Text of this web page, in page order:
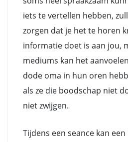
iets te vertellen hebben,
zorgen dat je het te horen
informatie doet is aan jou,
mediums kan het
dode oma in hun oren
als ze die boodschap niet
niet zwijgen.
Tijdens een seance kan